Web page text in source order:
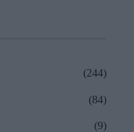
(244)
(84)
(9)